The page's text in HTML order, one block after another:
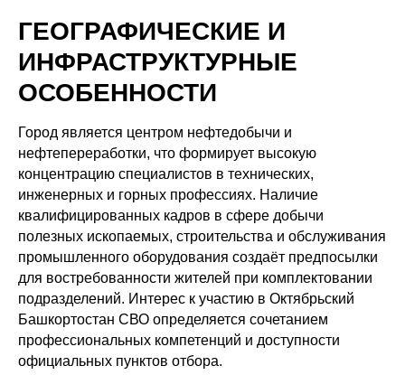
ГЕОГРАФИЧЕСКИЕ И
ИНФРАСТРУКТУРНЫЕ
ОСОБЕННОСТИ
Город является центром нефтедобычи и
нефтепереработки, что формирует высокую
концентрацию специалистов в технических,
инженерных и горных профессиях. Наличие
квалифицированных кадров в сфере добычи
полезных ископаемых, строительства и обслуживания
промышленного оборудования создаёт предпосылки
для востребованности жителей при комплектовании
подразделений. Интерес к участию в Октябрьский
Башкортостан СВО определяется сочетанием
профессиональных компетенций и доступности
официальных пунктов отбора.